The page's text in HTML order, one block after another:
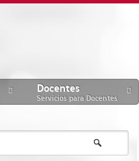
Docentes
Servicios para Docentes